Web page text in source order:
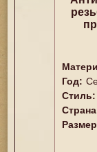
Год:
Стиль: